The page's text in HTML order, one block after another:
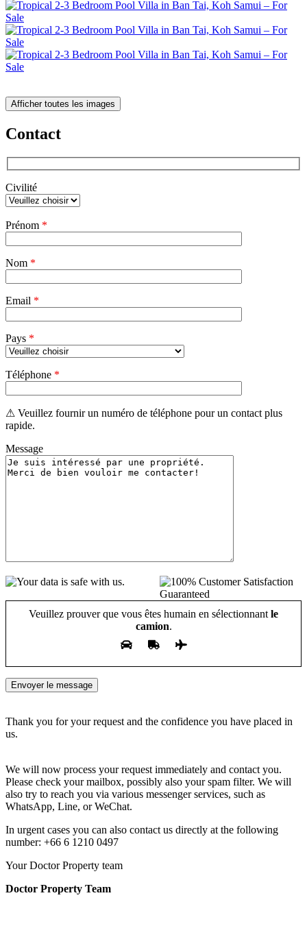
Afficher toutes les images
Contact
Civilité
laisser
vide.
Prénom *
Nom *
Email *
Pays *
Téléphone *
⚠ Veuillez fournir un numéro de téléphone pour un contact plus
rapide.
Message
Veuillez prouver que vous êtes humain en sélectionnant le
camion.
Thank you for your request and the confidence you have placed in
us.
We will now process your request immediately and contact you.
Please check your mailbox, possibly also your spam filter. We will
also try to reach you via various messenger services, such as
WhatsApp, Line, or WeChat.
In urgent cases you can also contact us directly at the following
number: +66 6 1210 0497
Your Doctor Property team
Doctor Property Team